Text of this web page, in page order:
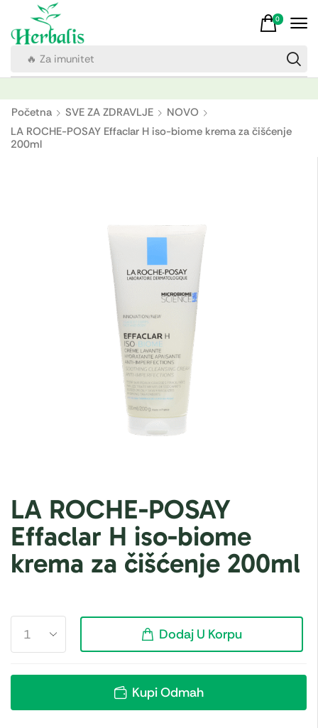
🔥 Za imunitet
0
Početna SVE ZA ZDRAVLJE
NOVO
LA ROCHE-POSAY Effaclar H iso-biome krema za čišćenje
200ml
LA ROCHE-POSAY
Effaclar H iso-biome
krema za čišćenje 200ml
Dodaj U Korpu
Kupi Odmah